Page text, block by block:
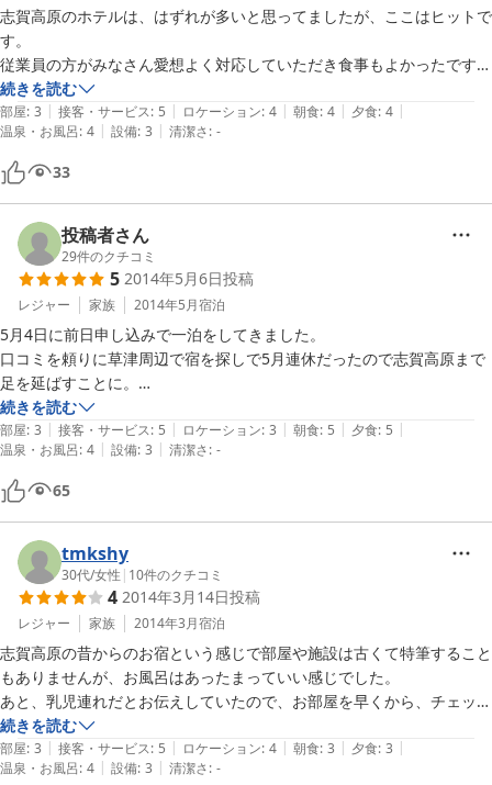
とかバス停のあるところにたどり着いたもののバスは1時間以上あ
と…。夕食時間に大幅に遅れるのでホテルに連絡させてもらったとこ
ろ、スタッフの方が(おそらく自家用車でしょう)お迎えに来ていただき
ました。初級者ばかりで子連れだったので本当に助かりました。本当に
ありがとうございました。(翌日はマップをよく見て遠くに行き過ぎな
いよう気をつけました)   他のスタッフの方もみなさん愛想よく、本当
にいいホテルでした。
志賀高原のイメージが変わりました！ スキー場も楽しかったです。ま
た行きたいのでその時もむつみさんにお願いする予定です！
志賀高原のホテルは、はずれが多いと思ってましたが、ここはヒットで
す。
従業員の方がみなさん愛想よく対応していただき食事もよかったです。
特に朝食は山菜等まさに高原の初春をイメージさせるものがたくさんあ
り大変満足でした。
館内も大浴場はじめ古いながらもきれいに維持されており、
気持ちよく過ごすことができました。
また、来年はトップシーズンにお伺いしたいですね。
続きを読む
部屋: 3 | 接客・サービス: 5 | ロケーション: 4 | 朝食: 4 | 夕食: 4 |
温泉・お風呂: 4 | 設備: 3 | 清潔さ: -
33
投稿者さん
29件のクチコミ
5 2014年5月6日投稿
レジャー 家族 2014年5月宿泊
5月4日に前日申し込みで一泊をしてきました。
口コミを頼りに草津周辺で宿を探しで5月連休だったので志賀高原まで
足を延ばすことに。
まず、ご主人を筆頭に皆さん笑顔でおもてなし、奥様は無表情のようで
やさしいでしたよ。
館内はスリッパ履きで靴は部屋に持ち込みです。
部屋は新しいとはいえませんが小ぎれいで、周りの雑音がほとんどない
ことに驚きでした。
食事ですが、評判通り、大変満足のいくものでした。
風呂も思っていたより洗い場が多く少し時間を外せば快適でした。
今回の宿の印象は、満室の状態でも何よりもスタッフの明るい笑顔で迎
えられた居心地良さが最高でした。口コミ通り大変温かい宿でリピータ
ーの多い理由がわかりました。
なお、トイレなしの予定がトイレ付きの部屋でした。助かりました。
続きを読む
部屋: 3 | 接客・サービス: 5 | ロケーション: 3 | 朝食: 5 | 夕食: 5 |
温泉・お風呂: 4 | 設備: 3 | 清潔さ: -
65
tmkshy
30代/女性 | 10件のクチコミ
4 2014年3月14日投稿
レジャー 家族 2014年3月宿泊
志賀高原の昔からのお宿という感じで部屋や施設は古くて特筆すること
もありませんが、お風呂はあったまっていい感じでした。
あと、乳児連れだとお伝えしていたので、お部屋を早くから、チェック
アウト後も夕方まで使わせて頂けてとても親切なもてなしで良かったで
す。
食事はボリュームはありましたが味は普通、朝ごはんは種類豊富です
続きを読む
部屋: 3 | 接客・サービス: 5 | ロケーション: 4 | 朝食: 3 | 夕食: 3 |
温泉・お風呂: 4 | 設備: 3 | 清潔さ: -